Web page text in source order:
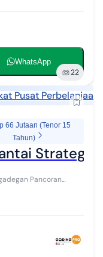
WhatsApp
22
Pusat Perbelanjaan
66 Jutaan (Tenor 15
Tahun)
Pancoran